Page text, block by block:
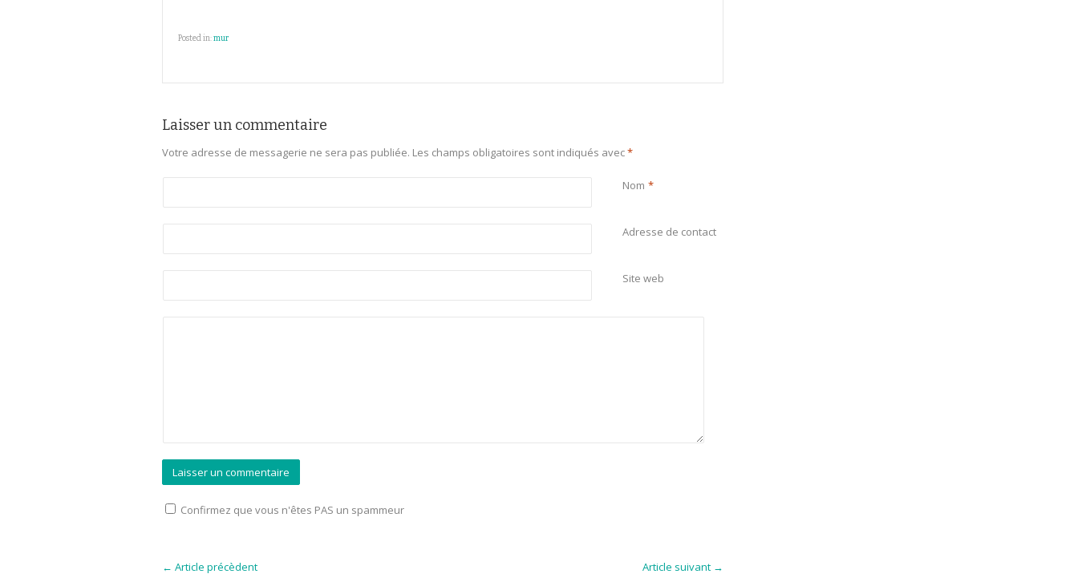
Posted in:mur
Laisser un commentaire
Votre adresse de messagerie ne sera pas publiée. Les champs obligatoires sont indiqués avec*
Nom *
Adresse de contact
Site web
Confirmez que vous n'êtes PAS un spammeur
← Article précèdent Article suivant →